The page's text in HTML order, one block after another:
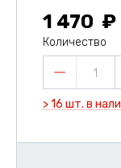
1 470
Количество
1
> 16 шт. в